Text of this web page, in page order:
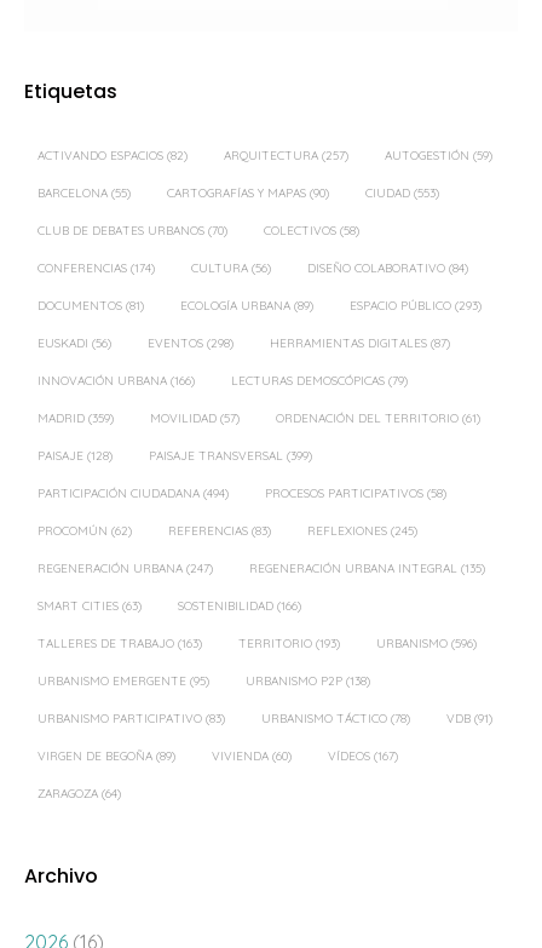
Etiquetas
ACTIVANDO ESPACIOS (82) ARQUITECTURA (257) AUTOGESTIÓN (59)
BARCELONA (55) CARTOGRAFÍAS Y MAPAS (90) CIUDAD (553)
CLUB DE DEBATES URBANOS (70) COLECTIVOS (58)
CONFERENCIAS (174) CULTURA (56) DISEÑO COLABORATIVO (84)
DOCUMENTOS (81) ECOLOGÍA URBANA (89) ESPACIO PÚBLICO (293)
EUSKADI (56) EVENTOS (298) HERRAMIENTAS DIGITALES (87)
INNOVACIÓN URBANA (166) LECTURAS DEMOSCÓPICAS (79)
MADRID (359) MOVILIDAD (57) ORDENACIÓN DEL TERRITORIO (61)
PAISAJE (128) PAISAJE TRANSVERSAL (399)
PARTICIPACIÓN CIUDADANA (494) PROCESOS PARTICIPATIVOS (58)
PROCOMÚN (62) REFERENCIAS (83) REFLEXIONES (245)
REGENERACIÓN URBANA (247) REGENERACIÓN URBANA INTEGRAL (135)
SMART CITIES (63) SOSTENIBILIDAD (166)
TALLERES DE TRABAJO (163) TERRITORIO (193) URBANISMO (596)
URBANISMO EMERGENTE (95) URBANISMO P2P (138)
URBANISMO PARTICIPATIVO (83) URBANISMO TÁCTICO (78) VDB (91)
VIRGEN DE BEGOÑA (89) VIVIENDA (60) VÍDEOS (167)
ZARAGOZA (64)
Archivo
2026 (16)